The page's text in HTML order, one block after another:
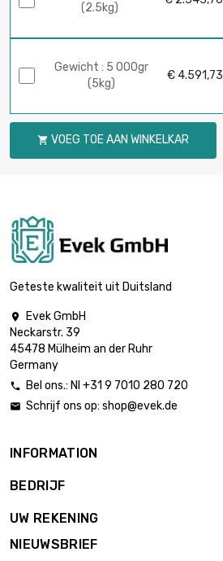
(2.5kg)
Gewicht : 5 000gr
(5kg)
€ 4.591,73
 VOEG TOE AAN WINKELKAR
Geteste kwaliteit uit Duitsland

Evek GmbH
Neckarstr. 39
45478 Mülheim an der Ruhr
Germany
 Bel ons.: Nl +31 9 7010 280 720
 Schrijf ons op: shop@evek.de
INFORMATION
BEDRIJF
UW REKENING
NIEUWSBRIEF